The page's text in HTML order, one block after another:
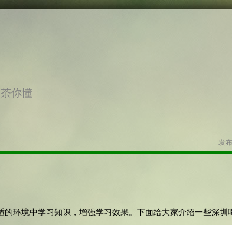
你懂
发
环境中学习知识，增强学习效果。下面给大家介绍一些深圳